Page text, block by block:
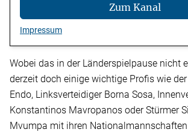
Zum Kanal
Impressum
Wobei das in der Länderspielpause nicht
derzeit doch einige wichtige Profis wie
Endo, Linksverteidiger Borna Sosa,
Konstantinos Mavropanos oder Stürmer
Mvumpa mit ihren